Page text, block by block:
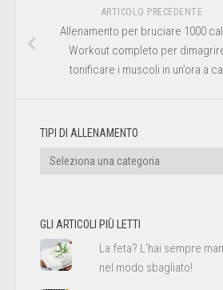
ARTICOLO PRECEDENTE
Allenamento per bruciare 1000
Workout completo per
tonificare i muscoli in un’ora a
TIPI DI ALLENAMENTO
Tipi
GLI ARTICOLI PIÙ LETTI
La feta? L'hai sempre
nel modo sbagliato!